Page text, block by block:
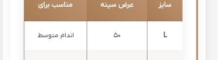
سایز عرض سینه مناسب برای
L
50 اندام متوسط